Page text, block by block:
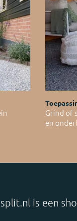
Grind of
en
is een